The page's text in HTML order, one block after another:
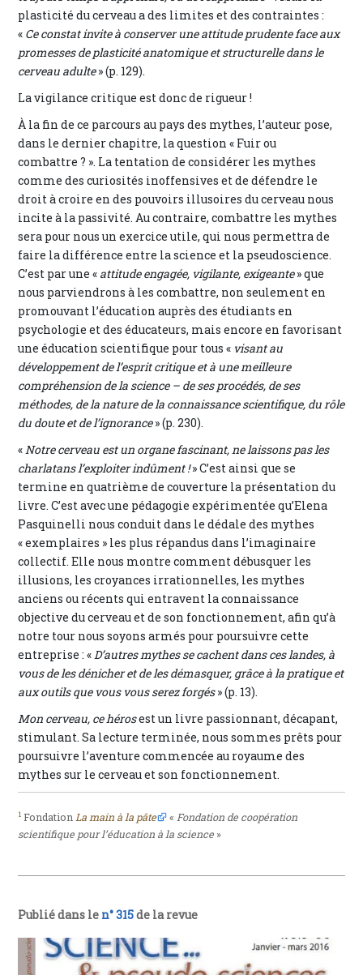
plasticité du cerveau a des limites et des contraintes :
« Ce constat invite à conserver une attitude prudente face aux
promesses de plasticité anatomique et structurelle dans le
cerveau adulte» (p. 129).
La vigilance critique est donc de rigueur !
À la fin de ce parcours au pays des mythes, l’auteur pose,
dans le dernier chapitre, la question « Fuir ou
combattre ? ». La tentation de considérer les mythes
comme des curiosités inoffensives et de défendre le
droit à croire en des pouvoirs illusoires du cerveau nous
incite à la passivité. Au contraire, combattre les mythes
sera pour nous un exercice utile, qui nous permettra de
faire la différence entre la science et la pseudoscience.
C’est par une « attitude engagée, vigilante, exigeante» que
nous parviendrons à les combattre, non seulement en
promouvant l’éducation auprès des étudiants en
psychologie et des éducateurs, mais encore en favorisant
une éducation scientifique pour tous « visant au
développement de l’esprit critique et à une meilleure
compréhension de la science – de ses procédés, de ses
méthodes, de la nature de la connaissance scientifique, du rôle
du doute et de l’ignorance» (p. 230).
« Notre cerveau est un organe fascinant, ne laissons pas les
charlatans l’exploiter indûment !» C’est ainsi que se
termine en quatrième de couverture la présentation du
livre. C’est avec une pédagogie expérimentée qu’Elena
Pasquinelli nous conduit dans le dédale des mythes
« exemplaires » les plus répandus dans l’imaginaire
collectif. Elle nous montre comment débusquer les
illusions, les croyances irrationnelles, les mythes
anciens ou récents qui entravent la connaissance
objective du cerveau et de son fonctionnement, afin qu’à
notre tour nous soyons armés pour poursuivre cette
entreprise : « D’autres mythes se cachent dans ces landes, à
vous de les dénicher et de les démasquer, grâce à la pratique et
aux outils que vous vous serez forgés» (p. 13).
Mon cerveau, ce hérosest un livre passionnant, décapant,
stimulant. Sa lecture terminée, nous sommes prêts pour
poursuivre l’aventure commencée au royaume des
mythes sur le cerveau et son fonctionnement.
1 Fondation La main à la pâte « Fondation de coopération
scientifique pour l’éducation à la science »
Publié dans le n° 315de la revue